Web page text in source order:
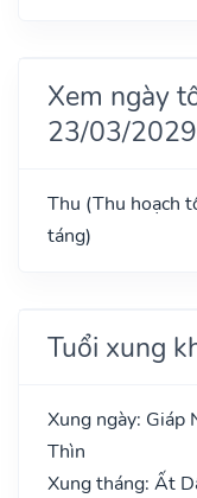
Xem ngày
23/03/2029
Thu (Thu hoạch
táng)
Tuổi xung
Xung ngày: Giáp
Thìn
Xung tháng: Ất